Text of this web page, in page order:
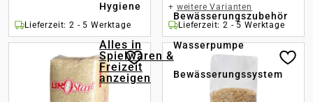
Hygiene
Alles in
Spielwaren &
Freizeit
anzeigen
Bewässerungszubehör
Wasserpumpe
Bewässerungssystem
Lieferzeit: 2 - 5 Werktage
+ weitere Varianten
Lieferzeit: 2 - 5 Werktage